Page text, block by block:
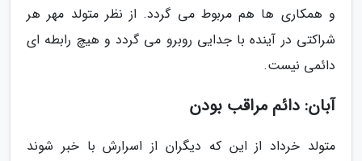
و همکاری ها هم مربوط می گردد. از نظر متولد مهر هر
شراکتی در آینده با جدایی روبرو می گردد و هیچ رابطه ای
دائمی نیست.
آبان: دائم مراقب بودن
متولد خرداد از این که دیگران از اسرارش با خبر شوند